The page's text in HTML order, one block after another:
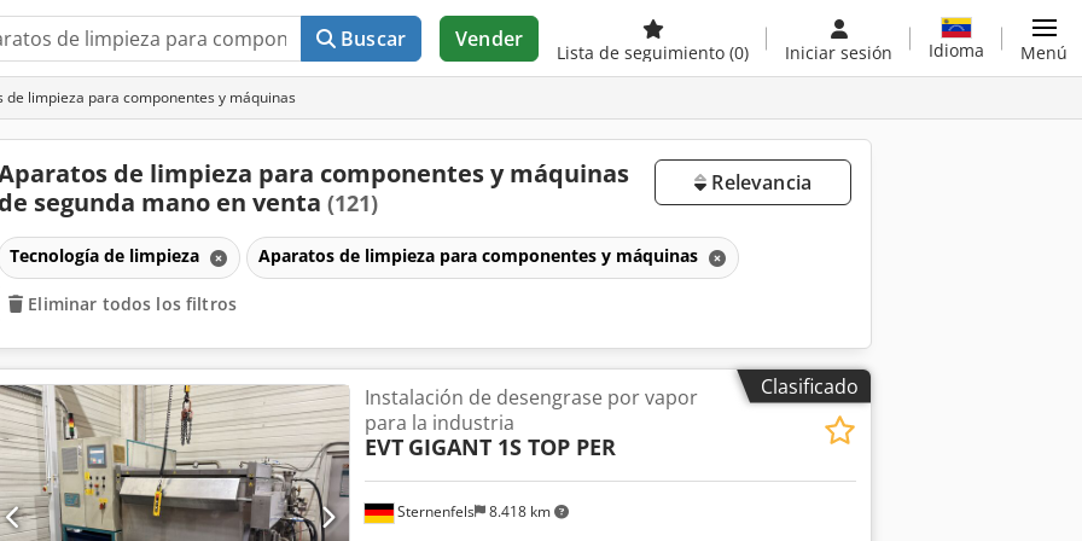
Buscar Vender
Lista de seguimiento (0) Iniciar sesión Idioma Menú
de limpieza para componentes y máquinas
de limpieza para componentes y máquinas
de segunda mano en venta (121)
Relevancia
Tecnología de limpieza Aparatos de limpieza para componentes y máquinas
Eliminar todos los filtros
Clasificado
Sternenfels 8.418 km
Instalación de desengrase por vapor
para la industria
EVT GIGANT 1S TOP PER